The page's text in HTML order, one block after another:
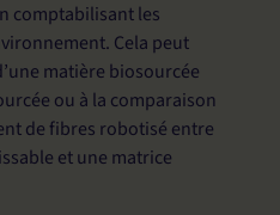
comptabilisant les
Cela peut
matière biosourcée
ou à la comparaison
de fibres robotisé entre
et une matrice